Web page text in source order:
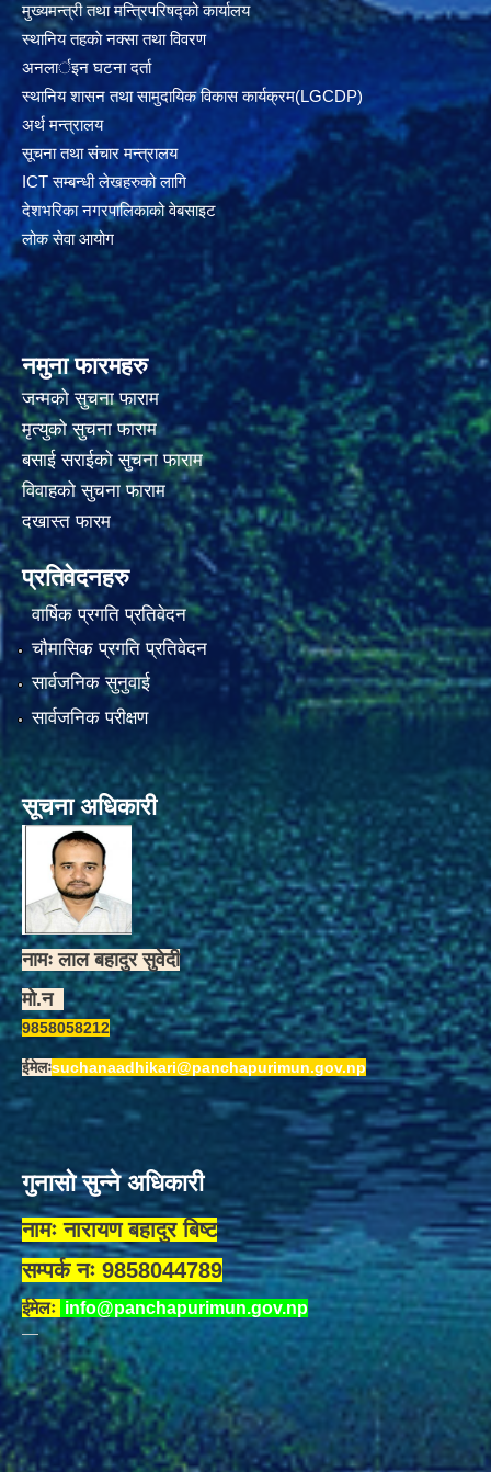
मुख्यमन्त्री तथा मन्त्रिपरिषद्को कार्यालय
स्थानिय तहकाे नक्सा तथा विवरण
अनलार्इन घटना दर्ता
स्थानिय शासन तथा सामुदायिक विकास कार्यक्रम(LGCDP)
अर्थ मन्त्रालय
सूचना तथा संचार मन्त्रालय
ICT सम्बन्धी लेखहरुको लागि
देशभरिका नगरपालिकाको वेबसाइट
लोक सेवा आयोग
नमुना फारमहरु
जन्मको सुचना फाराम
मृत्युको सुचना फाराम
बसाई सराईको सुचना फाराम
विवाहको सुचना फाराम
दखास्त फारम
प्रतिवेदनहरु
वार्षिक प्रगति प्रतिवेदन
चौमासिक प्रगति प्रतिवेदन
सार्वजनिक सुनुवाई
सार्वजनिक परीक्षण
सूचना अधिकारी
नामः लाल बहादुर सुवेदी
मो.न
9858058212
ईमेलःsuchanaadhikari@panchapurimun.gov.np
गुनासो सुन्ने अधिकारी
नामः नारायण बहादुर बिष्ट
सम्पर्क नः 9858044789
ईमेलः info@panchapurimun.gov.np